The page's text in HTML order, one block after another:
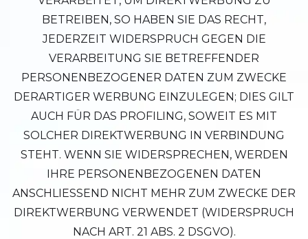
BETREIBEN, SO HABEN SIE DAS RECHT,
JEDERZEIT WIDERSPRUCH GEGEN DIE
VERARBEITUNG SIE BETREFFENDER
PERSONENBEZOGENER DATEN ZUM ZWECKE
DERARTIGER WERBUNG EINZULEGEN; DIES GILT
AUCH FÜR DAS PROFILING, SOWEIT ES MIT
SOLCHER DIREKTWERBUNG IN VERBINDUNG
STEHT. WENN SIE WIDERSPRECHEN, WERDEN
IHRE PERSONENBEZOGENEN DATEN
ANSCHLIESSEND NICHT MEHR ZUM ZWECKE DER
DIREKTWERBUNG VERWENDET (WIDERSPRUCH
NACH ART. 21 ABS. 2 DSGVO).